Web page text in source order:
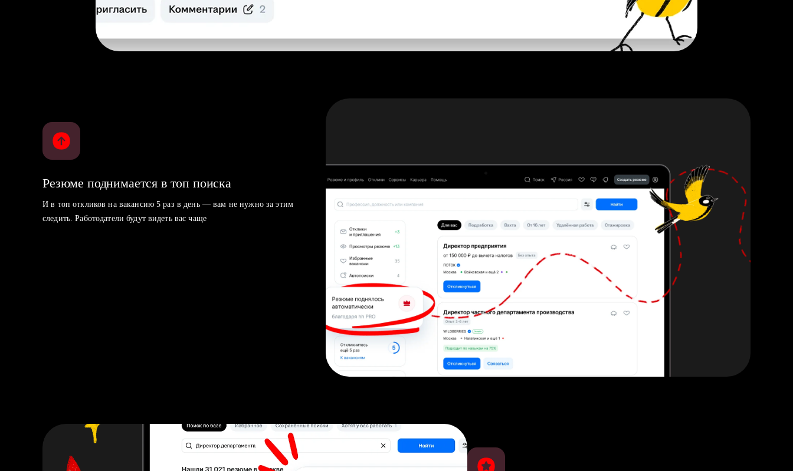
Резюме поднимается в топ поиска
И в топ откликов на вакансию 5 раз в день — вам не нужно за этим
следить. Работодатели будут видеть вас чаще